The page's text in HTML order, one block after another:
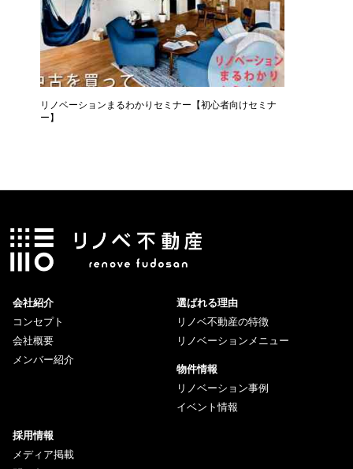
リノベーションまるわかりセミナー【初心者向けセミナ
ー】
会社紹介
コンセプト
会社概要
メンバー紹介
選ばれる理由
リノベ不動産の特徴
リノベーションメニュー
物件情報
リノベーション事例
イベント情報
採用情報
メディア掲載